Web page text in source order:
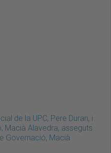
de la UPC, Pere Duran, i
Macià Alavedra, asseguts
Governació, Macià